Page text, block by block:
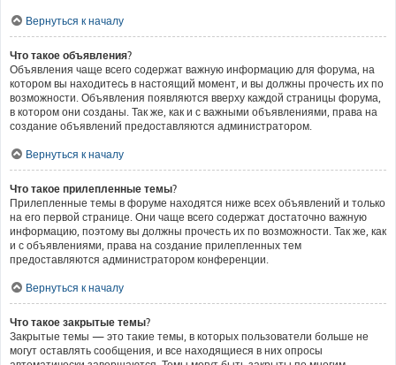
Вернуться к началу
Что такое объявления?
Объявления чаще всего содержат важную информацию для форума, на
котором вы находитесь в настоящий момент, и вы должны прочесть их по
возможности. Объявления появляются вверху каждой страницы форума,
в котором они созданы. Так же, как и с важными объявлениями, права на
создание объявлений предоставляются администратором.
Вернуться к началу
Что такое прилепленные темы?
Прилепленные темы в форуме находятся ниже всех объявлений и только
на его первой странице. Они чаще всего содержат достаточно важную
информацию, поэтому вы должны прочесть их по возможности. Так же, как
и с объявлениями, права на создание прилепленных тем
предоставляются администратором конференции.
Вернуться к началу
Что такое закрытые темы?
Закрытые темы — это такие темы, в которых пользователи больше не
могут оставлять сообщения, и все находящиеся в них опросы